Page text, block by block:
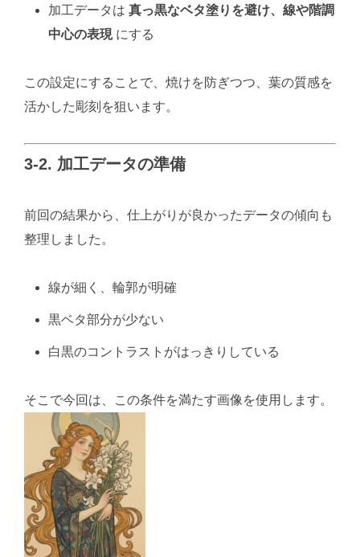
加工データは 真っ黒なベタ塗りを避け、線や階調
中心の表現にする
この設定にすることで、焼けを防ぎつつ、葉の質感を
活かした彫刻を狙います。
3-2. 加工データの準備
前回の結果から、仕上がりが良かったデータの傾向も
整理しました。
線が細く、輪郭が明確
黒ベタ部分が少ない
白黒のコントラストがはっきりしている
そこで今回は、この条件を満たす画像を使用します。